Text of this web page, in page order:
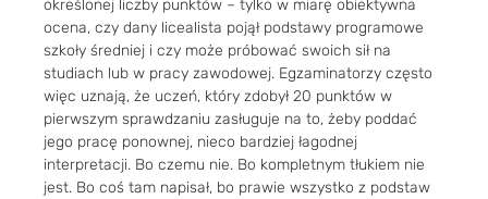
określonej liczby punktów – tylko w miarę obiektywna
ocena, czy dany licealista pojął podstawy programowe
szkoły średniej i czy może próbować swoich sił na
studiach lub w pracy zawodowej. Egzaminatorzy często
więc uznają, że uczeń, który zdobył 20 punktów w
pierwszym sprawdzaniu zasługuje na to, żeby poddać
jego pracę ponownej, nieco bardziej łagodnej
interpretacji. Bo czemu nie. Bo kompletnym tłukiem nie
jest. Bo coś tam napisał, bo prawie wszystko z podstaw